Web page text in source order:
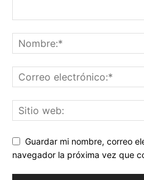
Guardar mi nombre, correo
navegador la próxima vez que